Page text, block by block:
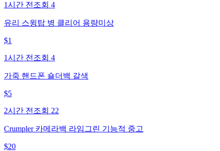
1시간 전 조회 4
유리 스윙탑 병 클리어 용량미상
$1
1시간 전 조회 4
가죽 핸드폰 숄더백 갈색
$5
2시간 전 조회 22
Crumpler 카메라백 라임그린 기능적 중고
$20